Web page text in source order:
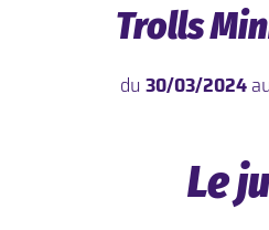
Trolls
du 30/03/2024au
Le